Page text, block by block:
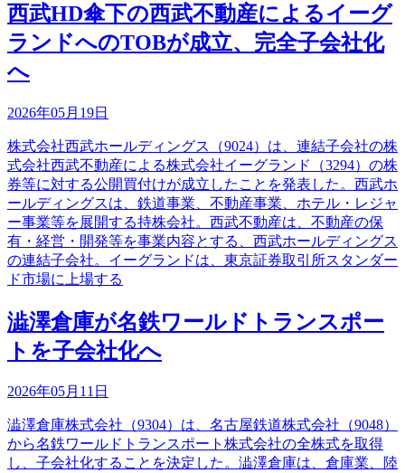
西武HD傘下の西武不動産によるイーグ
ランドへのTOBが成立、完全子会社化
へ
2026年05月19日
株式会社西武ホールディングス（9024）は、連結子会社の株
式会社西武不動産による株式会社イーグランド（3294）の株
券等に対する公開買付けが成立したことを発表した。西武ホ
ールディングスは、鉄道事業、不動産事業、ホテル・レジャ
ー事業等を展開する持株会社。西武不動産は、不動産の保
有・経営・開発等を事業内容とする、西武ホールディングス
の連結子会社。イーグランドは、東京証券取引所スタンダー
ド市場に上場する
澁澤倉庫が名鉄ワールドトランスポー
トを子会社化へ
2026年05月11日
澁澤倉庫株式会社（9304）は、名古屋鉄道株式会社（9048）
から名鉄ワールドトランスポート株式会社の全株式を取得
し、子会社化することを決定した。澁澤倉庫は、倉庫業、陸